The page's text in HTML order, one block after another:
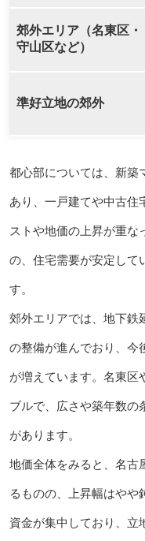
郊外エリア（名東区・
守山区など）
準好立地の郊外
都心部については、新築
あり、一戸建てや中古住
ストや地価の上昇が重な
の、住宅需要が安定して
す。
郊外エリアでは、地下鉄
の整備が進んでおり、今
が増えています。名東区
ブルで、広さや築年数の
があります。
地価全体をみると、名古
るものの、上昇幅はやや
資金が集中しており、立